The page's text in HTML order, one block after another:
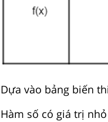
Dựa vào bảng biến
Hàm số có giá trị